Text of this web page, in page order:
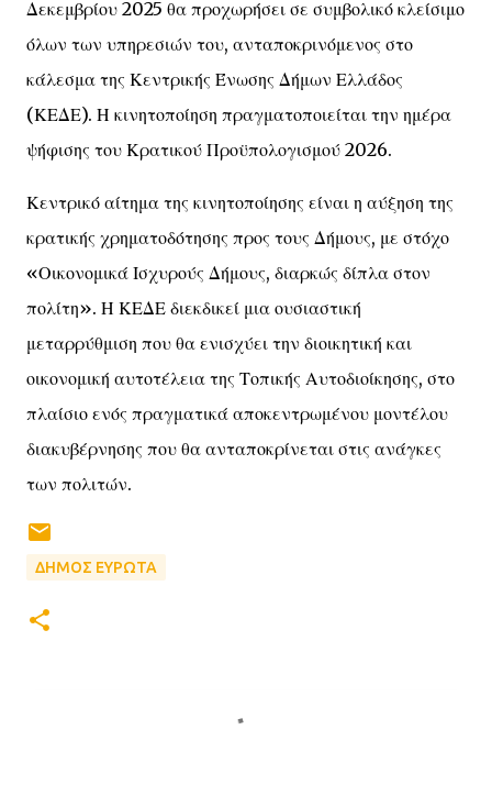
Δεκεμβρίου 2025 θα προχωρήσει σε συμβολικό κλείσιμο
όλων των υπηρεσιών του, ανταποκρινόμενος στο
κάλεσμα της Κεντρικής Ένωσης Δήμων Ελλάδος
(ΚΕΔΕ). Η κινητοποίηση πραγματοποιείται την ημέρα
ψήφισης του Κρατικού Προϋπολογισμού 2026.
Κεντρικό αίτημα της κινητοποίησης είναι η αύξηση της
κρατικής χρηματοδότησης προς τους Δήμους, με στόχο
«Οικονομικά Ισχυρούς Δήμους, διαρκώς δίπλα στον
πολίτη». Η ΚΕΔΕ διεκδικεί μια ουσιαστική
μεταρρύθμιση που θα ενισχύει την διοικητική και
οικονομική αυτοτέλεια της Τοπικής Αυτοδιοίκησης, στο
πλαίσιο ενός πραγματικά αποκεντρωμένου μοντέλου
διακυβέρνησης που θα ανταποκρίνεται στις ανάγκες
των πολιτών.
ΔΗΜΟΣ ΕΥΡΩΤΑ